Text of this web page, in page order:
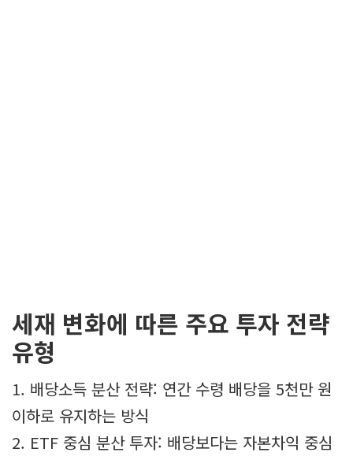
세재 변화에 따른 주요 투자 전략
유형
1. 배당소득 분산 전략: 연간 수령 배당을 5천만 원
이하로 유지하는 방식
2. ETF 중심 분산 투자: 배당보다는 자본차익 중심